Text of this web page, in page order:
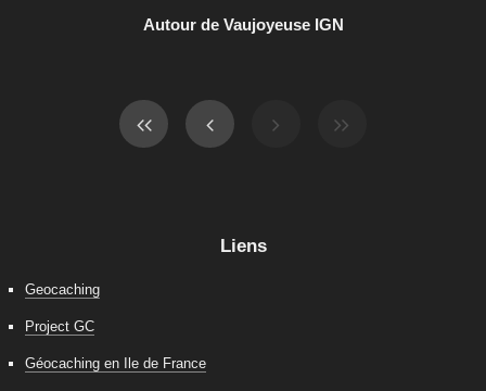
Autour de Vaujoyeuse IGN
Liens
Geocaching
Project GC
Géocaching en Ile de France